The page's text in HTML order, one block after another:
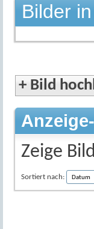
Bilder
+ Bild
Zeige
Sortiert nach: